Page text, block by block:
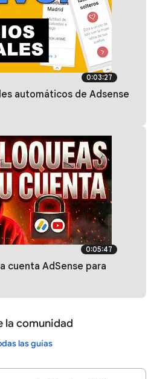
0:03:27
automáticos de Adsense
0:05:47
cuenta AdSense para
la comunidad
las guías